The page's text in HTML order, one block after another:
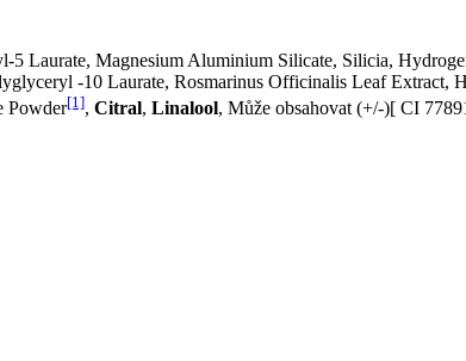
5 Laurate, Magnesium Aluminium Silicate, Silicia,
-10 Laurate, Rosmarinus Officinalis Leaf Extract,
Powder[1], Citral, Linalool, Může obsahovat (+/-)[ CI